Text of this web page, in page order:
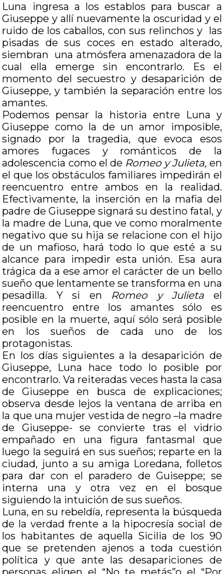
Luna ingresa a los establos para buscar a
Giuseppe y allí nuevamente la oscuridad y el
ruido de los caballos, con sus relinchos y las
pisadas de sus coces en estado alterado,
siembran una atmósfera amenazadora de la
cual ella emerge sin encontrarlo. Es el
momento del secuestro y desaparición de
Giuseppe, y también la separación entre los
amantes.
Podemos pensar la historia entre Luna y
Giuseppe como la de un amor imposible,
signado por la tragedia, que evoca esos
amores fugaces y románticos de la
adolescencia como el de Romeo y Julieta, en
el que los obstáculos familiares impedirán el
reencuentro entre ambos en la realidad.
Efectivamente, la inserción en la mafia del
padre de Giuseppe signará su destino fatal, y
la madre de Luna, que ve como moralmente
negativo que su hija se relacione con el hijo
de un mafioso, hará todo lo que esté a su
alcance para impedir esta unión. Esa aura
trágica da a ese amor el carácter de un bello
sueño que lentamente se transforma en una
pesadilla. Y si en Romeo y Julieta el
reencuentro entre los amantes sólo es
posible en la muerte, aquí sólo será posible
en los sueños de cada uno de los
protagonistas.
En los días siguientes a la desaparición de
Giuseppe, Luna hace todo lo posible por
encontrarlo. Va reiteradas veces hasta la casa
de Giuseppe en busca de explicaciones;
observa desde lejos la ventana de arriba en
la que una mujer vestida de negro –la madre
de Giuseppe- se convierte tras el vidrio
empañado en una figura fantasmal que
luego la seguirá en sus sueños; reparte en la
ciudad, junto a su amiga Loredana, folletos
para dar con el paradero de Guiseppe; se
interna una y otra vez en el bosque
siguiendo la intuición de sus sueños.
Luna, en su rebeldía, representa la búsqueda
de la verdad frente a la hipocresía social de
los habitantes de aquella Sicilia de los 90
que se pretenden ajenos a toda cuestión
política y que ante las desapariciones de